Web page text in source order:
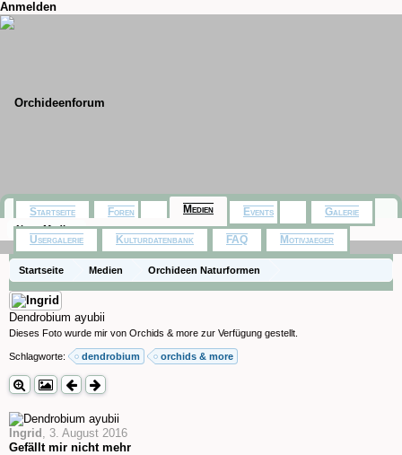
Anmelden
Startseite Medien Orchideen Naturformen
Dendrobium ayubii
Dieses Foto wurde mir von Orchids & more zur Verfügung gestellt.
Schlagworte: dendrobium orchids & more
Ingrid , 3. August 2016
Gefällt mir nicht mehr
Startseite Foren Medien
Neue Medien
Events Galerie
Usergalerie Kulturdatenbank FAQ Motivjaeger